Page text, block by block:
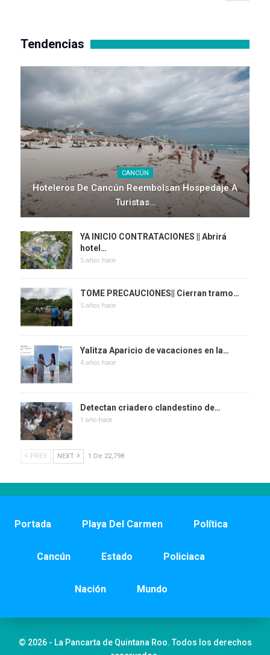
Tendencias
CANCÚN
Hoteleros De Cancún Reembolsan Hospedaje A
Turistas…
YA INICIO CONTRATACIONES || Abrirá
hotel…
5 años hace
TOME PRECAUCIONES|| Cierran tramo…
5 años hace
Yalitza Aparicio de vacaciones en la…
4 años hace
Detectan criadero clandestino de…
1 año hace
PREV NEXT 1 De 22,798
Portada Playa Del Carmen Política
Cancún Estado Policiaca
Nación Mundo
© 2026 - La Pancarta de Quintana Roo. Todos los derechos